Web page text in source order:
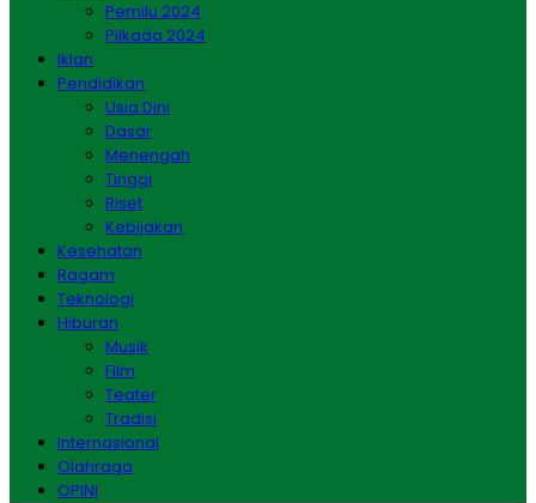
Pemilu 2024
Pilkada 2024
Iklan
Pendidikan
Usia Dini
Dasar
Menengah
Tinggi
Riset
Kebijakan
Kesehatan
Ragam
Teknologi
Hiburan
Musik
Film
Teater
Tradisi
Internasional
Olahraga
OPINI